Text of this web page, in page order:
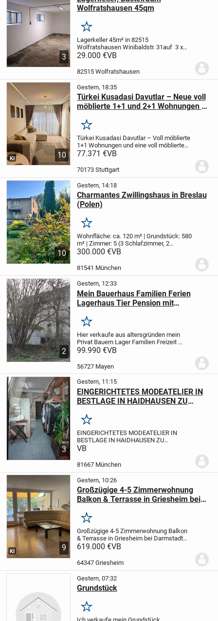
3
Wolfratshausen 45qm
Merken
Lagerkeller 45m² in 82515
Wolfratshausen Winibaldstr. 31auf 3 x
15m bietet sich viel Stellwand für
Zähler Der Raum hat 2 Fenster, Zufahrt
29.000 €VB
82515 Wolfratshausen
10
KI
Gestern, 18:35
Türkei Kusadasi Davutlar – Neue voll
möblierte 1+1 und 2+1 Wohnungen zu
Merken
Türkei Kusadasi Davutlar – Voll möblierte
1+1 Wohnungen und eine voll möblierte
2+1 WohnungUnsere Wohnungen sind
der Nähe von Supermärkten, dem
Gesundheitszent...
77.371 €VB
70173 Stuttgart
10
Gestern, 14:18
Charmantes Zwillingshaus in Breslau
(Polen)
Merken
Wohnfläche: ca. 120 m² | Grundstück: 580
m² | Zimmer: 5 (3 Schlafzimmer, 2
Wohnzimmer) | Baujahr: 1970er
(Doppelhaushälfte) aus den 1970er
300.000 €VB
81541 München
2
Gestern, 12:33
Mein Bauerhaus Familien Ferien
Lagerhaus Tier Pension mit
Merken
Hier verkaufe aus altersgründen mein
Privat Bauern Lager Familien Freizeit
Ferien Haus mit Garten+Campen
möglich,rundum Grundstück 205
qm+mehr möglich,Haus 100qm,9...
99.990 €VB
56727 Mayen
3
Gestern, 11:15
EINGERICHTETES MODEATELIER IN
BESTLAGE IN HAIDHAUSEN ZU
Merken
EINGERICHTETES MODEATELIER IN
BESTLAGE IN HAIDHAUSEN ZU
VERKAUFEN
DesignKUNDSCHAFT
vorhanden.LAGE:
VB
81667 München
9
KI
Gestern, 10:26
Großzügige 4-5 Zimmerwohnung
Balkon & Terrasse in Griesheim bei
Merken
Großzügige 4-5 Zimmerwohnung Balkon
& Terrasse in Griesheim bei Darmstadt
von privat zu
angebotenen Objekt handelt es sich um
619.000 €VB
64347 Griesheim
Gestern, 07:32
Grundstück
Merken